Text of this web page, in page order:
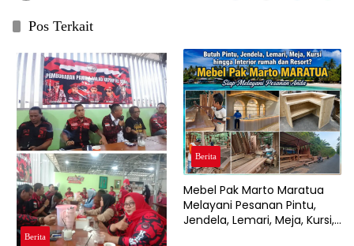
Pos Terkait
Berita
Berita
Mebel Pak Marto Maratua
Melayani Pesanan Pintu,
Jendela, Lemari, Meja, Kursi,